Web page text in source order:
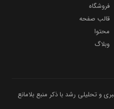
فروشگاه
قالب صفحه
محتوا
وبلاگ
و تحلیلی رشد با ذکر منبع بلامانع